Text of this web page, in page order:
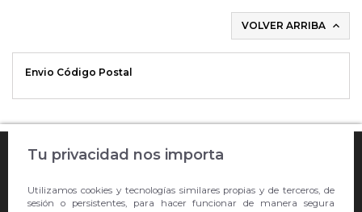
Tu privacidad nos importa
Utilizamos cookies y tecnologías similares propias y de terceros, de
sesión o persistentes, para hacer funcionar de manera segura
VOLVER ARRIBA 
Envio Código Postal
COMPRA ONLINE
EMPRESA 